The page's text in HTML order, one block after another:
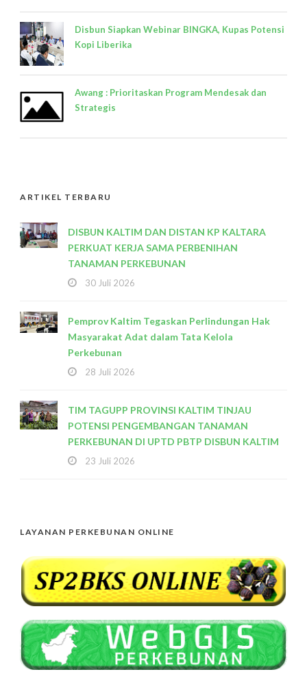
Disbun Siapkan Webinar BINGKA, Kupas Potensi
Kopi Liberika
Awang : Prioritaskan Program Mendesak dan
Strategis
ARTIKEL TERBARU
DISBUN KALTIM DAN DISTAN KP KALTARA
PERKUAT KERJA SAMA PERBENIHAN
TANAMAN PERKEBUNAN
30 Juli 2026
Pemprov Kaltim Tegaskan Perlindungan Hak
Masyarakat Adat dalam Tata Kelola
Perkebunan
28 Juli 2026
TIM TAGUPP PROVINSI KALTIM TINJAU
POTENSI PENGEMBANGAN TANAMAN
PERKEBUNAN DI UPTD PBTP DISBUN KALTIM
23 Juli 2026
LAYANAN PERKEBUNAN ONLINE